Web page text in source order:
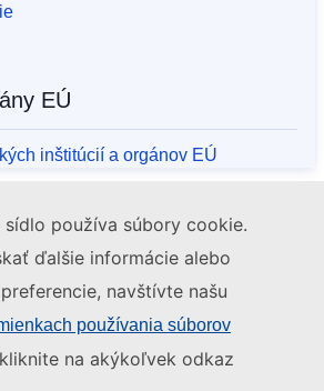
používa súbory cookie.
ďalšie informácie alebo
navštívte našu
používania súborov
na akýkoľvek odkaz
EÚ
inštitúcií a orgánov EÚ